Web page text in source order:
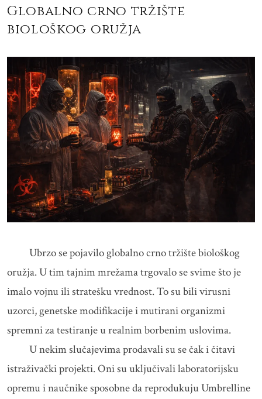
Globalno crno tržište
biološkog oružja
Ubrzo se pojavilo globalno crno tržište biološkog
oružja. U tim tajnim mrežama trgovalo se svime što je
imalo vojnu ili stratešku vrednost. To su bili virusni
uzorci, genetske modifikacije i mutirani organizmi
spremni za testiranje u realnim borbenim uslovima.
U nekim slučajevima prodavali su se čak i čitavi
istraživački projekti. Oni su uključivali laboratorijsku
opremu i naučnike sposobne da reprodukuju Umbrelline